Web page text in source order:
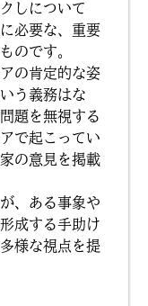
しについて
必要な、重要
のです。
の肯定的な姿
う義務はな
題を無視する
で起こってい
の意見を掲載
、ある事象や
成する手助け
様な視点を提